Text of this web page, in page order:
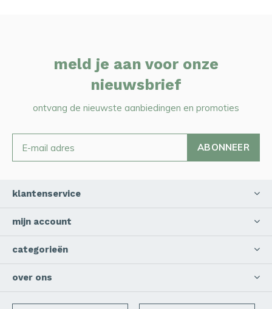
meld je aan voor onze
nieuwsbrief
ontvang de nieuwste aanbiedingen en promoties
ABONNEER
klantenservice
mijn account
categorieën
over ons